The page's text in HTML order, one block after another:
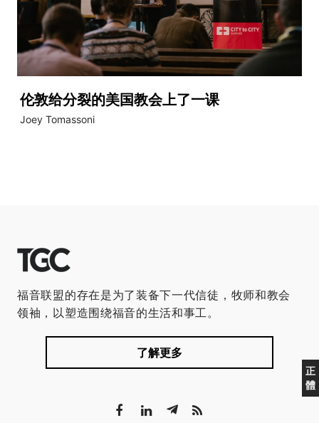
伦敦给分裂的美国教会上了一课
Joey Tomassoni
正
體
福音联盟的存在是为了装备下一代信徒，牧师和教会
领袖，以塑造围绕福音的生活和事工。
了解更多